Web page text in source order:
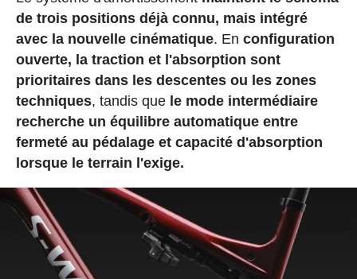
de trois positions déjà connu, mais intégré
avec la nouvelle cinématique. En configuration
ouverte, la traction et l'absorption sont
prioritaires dans les descentes ou les zones
techniques, tandis que le mode intermédiaire
recherche un équilibre automatique entre
fermeté au pédalage et capacité d'absorption
lorsque le terrain l'exige.